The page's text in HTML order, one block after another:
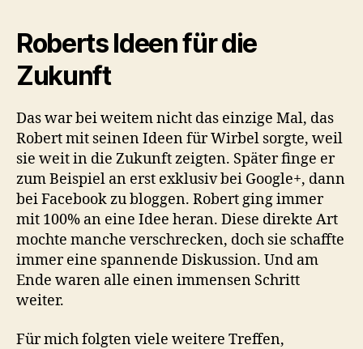
Roberts Ideen für die
Zukunft
Das war bei weitem nicht das einzige Mal, das
Robert mit seinen Ideen für Wirbel sorgte, weil
sie weit in die Zukunft zeigten. Später finge er
zum Beispiel an erst exklusiv bei Google+, dann
bei Facebook zu bloggen. Robert ging immer
mit 100% an eine Idee heran. Diese direkte Art
mochte manche verschrecken, doch sie schaffte
immer eine spannende Diskussion. Und am
Ende waren alle einen immensen Schritt
weiter.
Für mich folgten viele weitere Treffen,